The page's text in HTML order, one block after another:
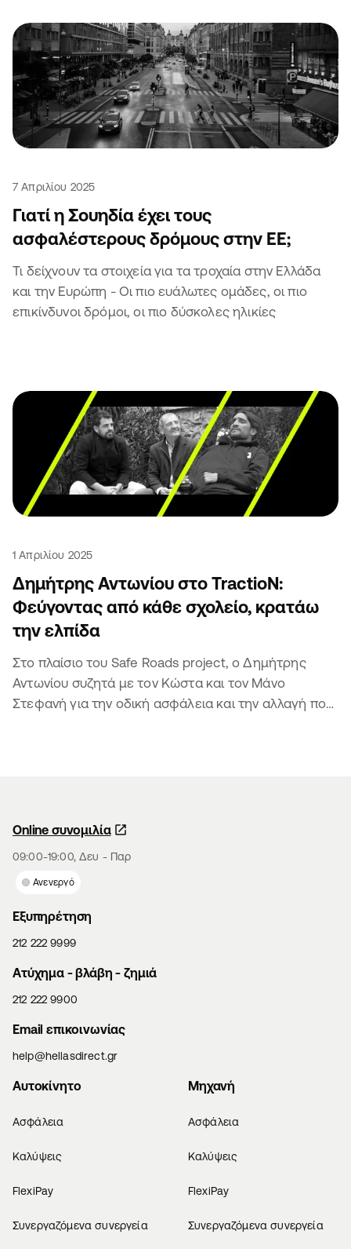
7 Απριλίου 2025
Γιατί η Σουηδία έχει τους
ασφαλέστερους δρόμους στην ΕΕ;
Τι δείχνουν τα στοιχεία για τα τροχαία στην Ελλάδα
και την Ευρώπη - Οι πιο ευάλωτες ομάδες, οι πιο
επικίνδυνοι δρόμοι, οι πιο δύσκολες ηλικίες
1 Απριλίου 2025
Δημήτρης Αντωνίου στο TractioN:
Φεύγοντας από κάθε σχολείο, κρατάω
την ελπίδα
Στο πλαίσιο του Safe Roads project, ο Δημήτρης
Αντωνίου συζητά με τον Κώστα και τον Μάνο
Στεφανή για την οδική ασφάλεια και την αλλαγή που
Online συνομιλία
09:00-19:00, Δευ - Παρ
Ανενεργό
Εξυπηρέτηση
212 222 9999
Aτύχημα - βλάβη - ζημιά
212 222 9900
Email επικοινωνίας
help@hellasdirect.gr
Αυτοκίνητο
Ασφάλεια
Καλύψεις
FlexiPay
Συνεργαζόμενα συνεργεία
Μηχανή
Ασφάλεια
Καλύψεις
FlexiPay
Συνεργαζόμενα συνεργεία